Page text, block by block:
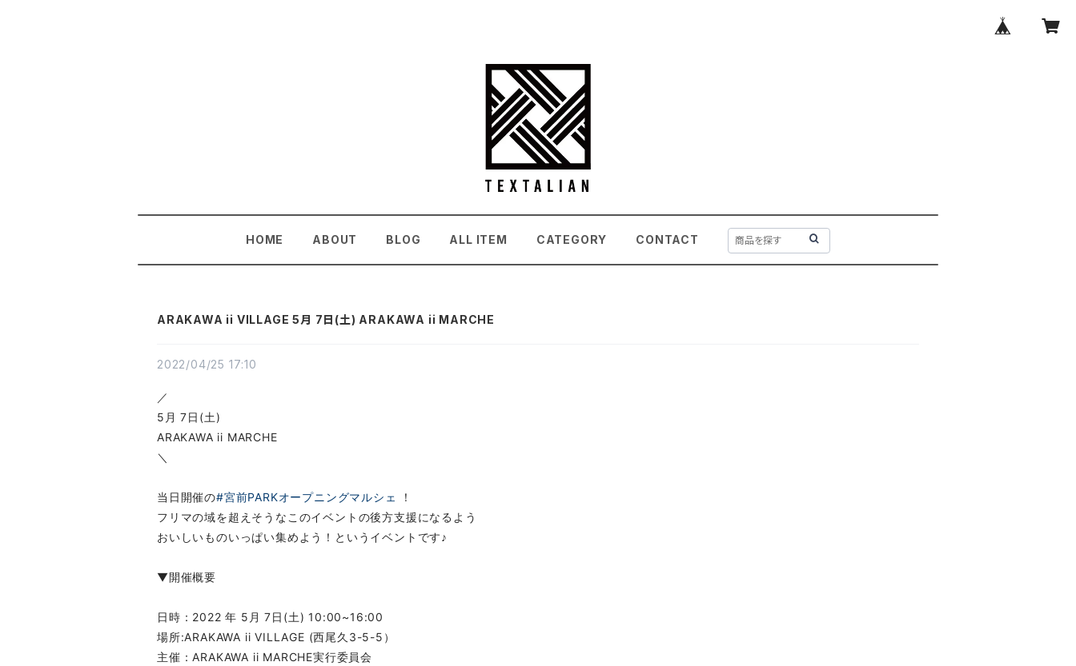
HOME ABOUT BLOG ALL ITEM CATEGORY CONTACT
ARAKAWA ii VILLAGE 5月 7日(土) ARAKAWA ii MARCHE
2022/04/25 17:10
／
5月 7日(土)
ARAKAWA ii MARCHE
＼
当日開催の#宮前PARKオープニングマルシェ
！
フリマの域を超えそうなこのイベントの後方支援になるよう
おいしいものいっぱい集めよう！というイベントです♪
▼開催概要
日時：2022 年 5月 7日(土) 10:00~16:00
場所:ARAKAWA ii VILLAGE (西尾久3-5-5）
主催：ARAKAWA ii MARCHE実行委員会